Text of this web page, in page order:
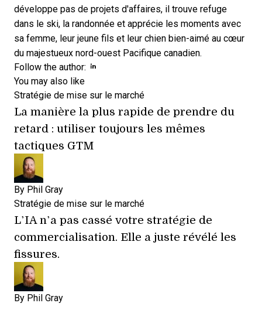
développe pas de projets d'affaires, il trouve refuge
dans le ski, la randonnée et apprécie les moments avec
sa femme, leur jeune fils et leur chien bien-aimé au cœur
du majestueux nord-ouest Pacifique canadien.
Follow the author: Opens new window
You may also like
Stratégie de mise sur le marché
La manière la plus rapide de prendre du
retard : utiliser toujours les mêmes
tactiques GTM
By Phil Gray
Stratégie de mise sur le marché
L’IA n’a pas cassé votre stratégie de
commercialisation. Elle a juste révélé les
fissures.
By Phil Gray